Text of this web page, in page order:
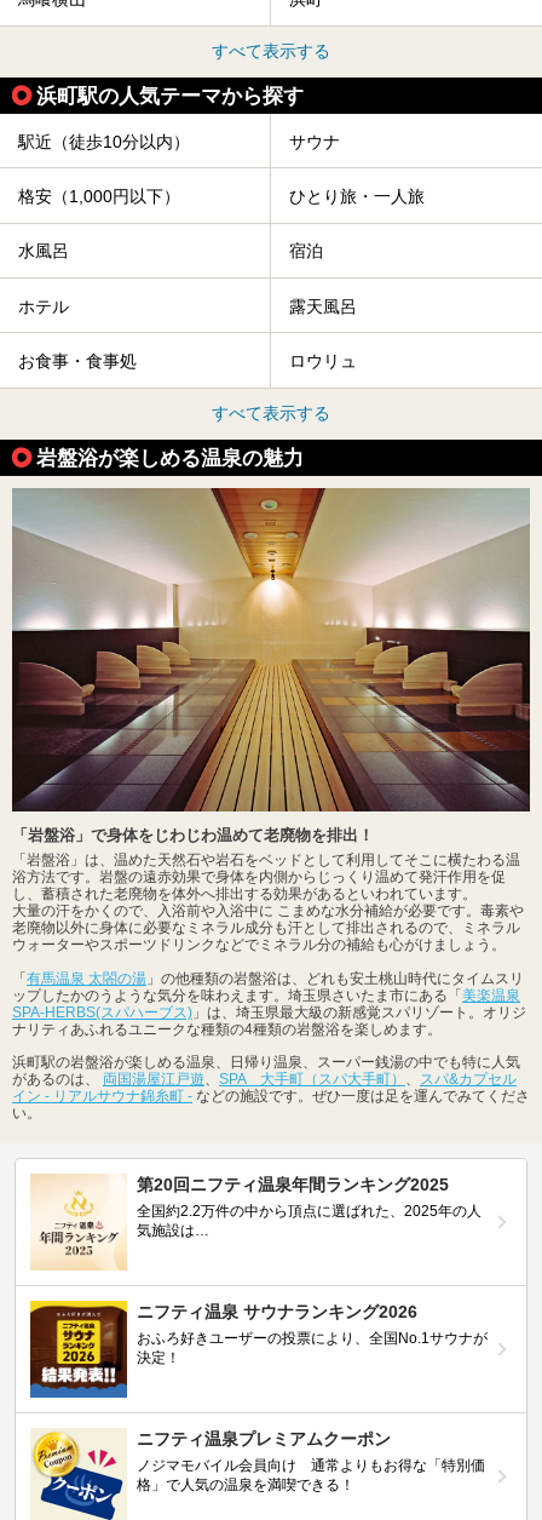
すべて表示する
浜町駅の人気テーマから探す
駅近（徒歩10分以内） サウナ
格安（1,000円以下） ひとり旅・一人旅
水風呂 宿泊
ホテル 露天風呂
お食事・食事処 ロウリュ
すべて表示する
岩盤浴が楽しめる温泉の魅力
「岩盤浴」で身体をじわじわ温めて老廃物を排出！
「岩盤浴」は、温めた天然石や岩石をベッドとして利用してそこに横たわる温
浴方法です。岩盤の遠赤効果で身体を内側からじっくり温めて発汗作用を促
し、蓄積された老廃物を体外へ排出する効果があるといわれています。
大量の汗をかくので、入浴前や入浴中に こまめな水分補給が必要です。毒素や
老廃物以外に身体に必要なミネラル成分も汗として排出されるので、ミネラル
ウォーターやスポーツドリンクなどでミネラル分の補給も心がけましょう。
「 有馬温泉 太閤の湯 」の他種類の岩盤浴は、どれも安土桃山時代にタイムスリ
ップしたかのうような気分を味わえます。埼玉県さいたま市にある「 美楽温泉
SPA-HERBS(スパハーブス) 」は、埼玉県最大級の新感覚スパリゾート。オリジ
ナリティあふれるユニークな種類の4種類の岩盤浴を楽しめます。
浜町駅の岩盤浴が楽しめる温泉、日帰り温泉、スーパー銭湯の中でも特に人気
があるのは、 両国湯屋江戸遊、 SPA 大手町（スパ大手町） 、 スパ&カプセル
イン - リアルサウナ錦糸町 - などの施設です。ぜひ一度は足を運んでみてくださ
い。
第20回ニフティ温泉年間ランキング2025
全国約2.2万件の中から頂点に選ばれた、2025年の人
気施設は…
ニフティ温泉 サウナランキング2026
おふろ好きユーザーの投票により、全国No.1サウナが
決定！
ニフティ温泉プレミアムクーポン
ノジマモバイル会員向け 通常よりもお得な「特別価
格」で人気の温泉を満喫できる！